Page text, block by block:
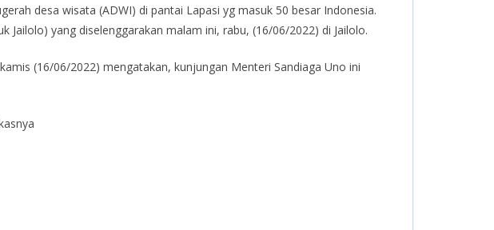
desa wisata (ADWI) di pantai Lapasi yg masuk 50 besar Indonesia.
Jailolo) yang diselenggarakan malam ini, rabu, (16/06/2022) di Jailolo.
(16/06/2022) mengatakan, kunjungan Menteri Sandiaga Uno ini